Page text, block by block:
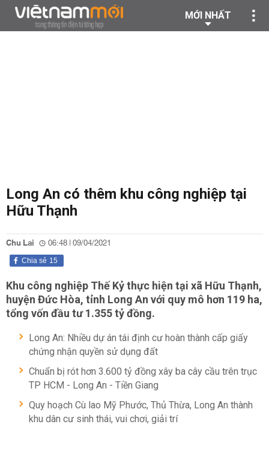
MỚI NHẤT
Long An có thêm khu công nghiệp tại
Hữu Thạnh
Chu Lai 06:48 | 09/04/2021
15
Chia sẻ
Khu công nghiệp Thế Kỷ thực hiện tại xã Hữu Thạnh,
huyện Đức Hòa, tỉnh Long An với quy mô hơn 119 ha,
tổng vốn đầu tư 1.355 tỷ đồng.
Long An: Nhiều dự án tái định cư hoàn thành cấp giấy
chứng nhận quyền sử dụng đất
Chuẩn bị rót hơn 3.600 tỷ đồng xây ba cây cầu trên trục
TP HCM - Long An - Tiền Giang
Quy hoạch Cù lao Mỹ Phước, Thủ Thừa, Long An thành
khu dân cư sinh thái, vui chơi, giải trí